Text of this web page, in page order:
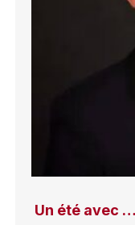
Un été avec